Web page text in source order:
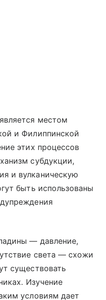
местом
и Филиппинской
этих процессов
субдукции,
и вулканическую
быть использованы
— давление,
света — схожи
существовать
Изучение
условиям дает